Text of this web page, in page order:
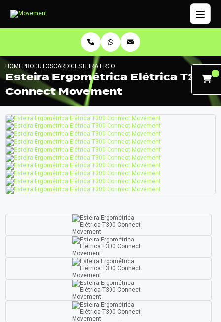
HOMEPRODUTOSCARDIO ESTEIRA ERGOMÉTRICA ELÉTRICA T300 CONNECT
Esteira Ergométrica Elétrica T300
Connect Movement